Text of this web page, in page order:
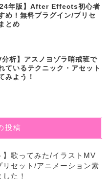
年版】After Effects初心者
め！無料プラグイン/プリセ
とめ
分析】アスノヨゾラ哨戒班で
ているテクニック・アセット
みよう！
投稿
】歌ってみた/イラストMV
リセット/アニメーション素
た！